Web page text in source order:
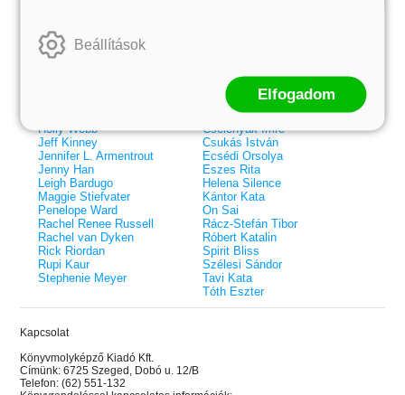
cél (Off-Campus 4.)
olvasható!
21.
Grace and Glory - Kegyelem és
dicsőség (Az Előhírnök-trilógia
Különleges éldekorált kiadás!
Külföldiek
Brigid Kemmerer
Holly Webb
Jeff Kinney
Jennifer L. Armentrout
Jenny Han
Leigh Bardugo
Maggie Stiefvater
Penelope Ward
Rachel Renee Russell
Rachel van Dyken
Rick Riordan
Rupi Kaur
Stephenie Meyer
Benina
Bessenyei Gábor
Bodor Attila
Böszörményi Gyula
Cselenyák Imre
Csukás István
Ecsédi Orsolya
Eszes Rita
Helena Silence
Kántor Kata
On Sai
Rácz-Stefán Tibor
Róbert Katalin
Spirit Bliss
Szélesi Sándor
Tavi Kata
Tóth Eszter
Kapcsolat
Könyvmolyképző Kiadó Kft.
Címünk: 6725 Szeged, Dobó u. 12/B
Telefon: (62) 551-132
Beállítások
Elfogadom